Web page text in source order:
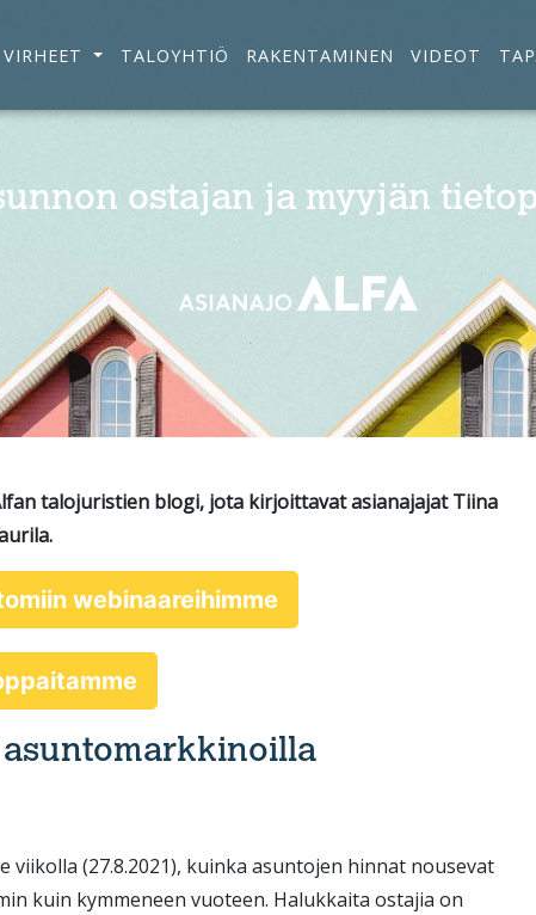
VIRHEET TALOYHTIÖ RAKENTAMINEN VIDEOT
ostajan ja myyjän
talojuristien blogi, jota kirjoittavat asianajajat Tiina
webinaareihimme
viikolla (27.8.2021), kuinka asuntojen hinnat nousevat
kuin kymmeneen vuoteen. Halukkaita ostajia on